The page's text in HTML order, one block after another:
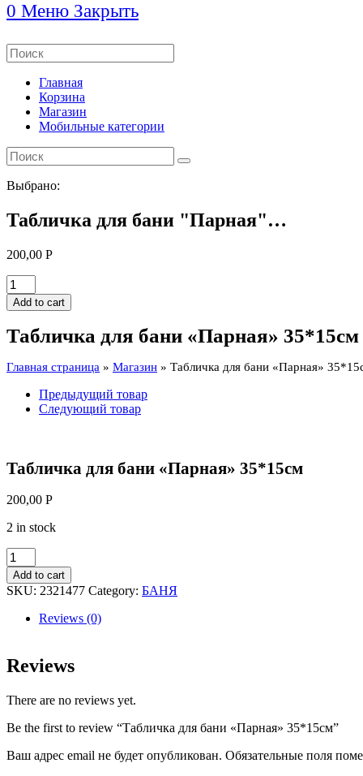
0 Меню Закрыть
Search
this
websiteГлавная
Корзина
Магазин
Мобильные категории
Выбрано:
Табличка для бани "Парная"…
200,00 Р
Табличка
для
бани
"Парная"
35*15см
Add to cart
Табличка для бани «Парная» 35*15см
Главная страница » Магазин » Табличка для бани «Парная»
Предыдущий товар
Следующий товар
Табличка для бани «Парная» 35*15см
200,00 Р
2 in stock
Табличка
для
бани
"Парная"
35*15см
quantity
Add to cart
SKU: 2321477 Category: БАНЯ
Reviews (0)
Reviews
There are no reviews yet.
Be the first to review “Табличка для бани «Парная» 35*15см”
Ваш адрес email не будет опубликован. Обязательные поля